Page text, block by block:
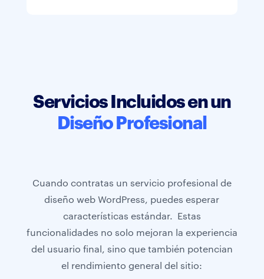
Servicios Incluidos en un
Diseño Profesional
Cuando contratas un servicio profesional de
diseño web WordPress, puedes esperar
características estándar. Estas
funcionalidades no solo mejoran la experiencia
del usuario final, sino que también potencian
el rendimiento general del sitio: